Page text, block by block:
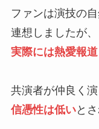
ファンは演技の
連想しましたが、
実際には熱愛報
共演者が仲良く演
信憑性は低いとさ